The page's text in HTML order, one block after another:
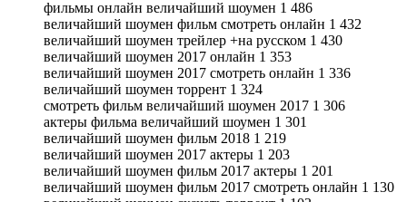
фильмы онлайн величайший шоумен 1 486
величайший шоумен фильм смотреть онлайн 1 432
величайший шоумен трейлер +на русском 1 430
величайший шоумен 2017 онлайн 1 353
величайший шоумен 2017 смотреть онлайн 1 336
величайший шоумен торрент 1 324
смотреть фильм величайший шоумен 2017 1 306
актеры фильма величайший шоумен 1 301
величайший шоумен фильм 2018 1 219
величайший шоумен 2017 актеры 1 203
величайший шоумен фильм 2017 актеры 1 201
величайший шоумен фильм 2017 смотреть онлайн 1 130